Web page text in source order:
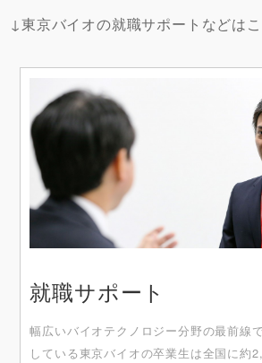
↓東京バイオの就職サポートなどは
就職サポート
幅広いバイオテクノロジー分野の最前線
している東京バイオの卒業生は全国に約